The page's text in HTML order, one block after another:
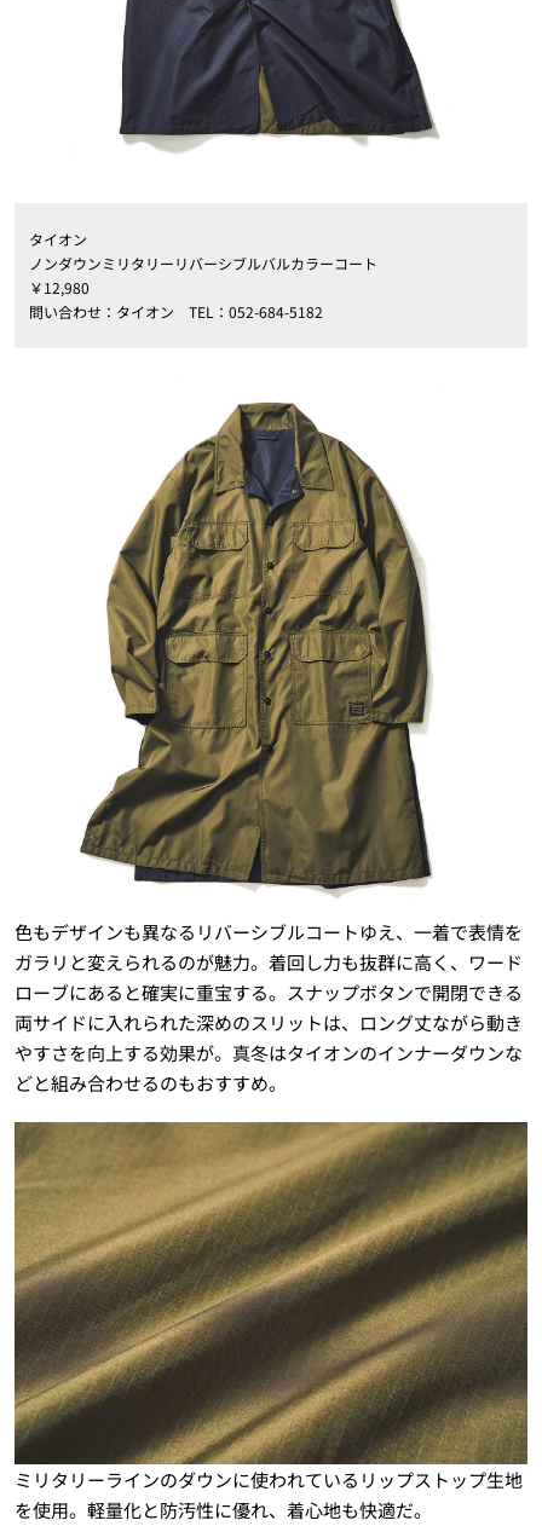
タイオン
ノンダウンミリタリーリバーシブルバルカラーコート
￥12,980
問い合わせ：タイオン TEL：052-684-5182
色もデザインも異なるリバーシブルコートゆえ、一着で表情を
ガラリと変えられるのが魅力。着回し力も抜群に高く、ワード
ローブにあると確実に重宝する。スナップボタンで開閉できる
両サイドに入れられた深めのスリットは、ロング丈ながら動き
やすさを向上する効果が。真冬はタイオンのインナーダウンな
どと組み合わせるのもおすすめ。
ミリタリーラインのダウンに使われているリップストップ生地
を使用。軽量化と防汚性に優れ、着心地も快適だ。